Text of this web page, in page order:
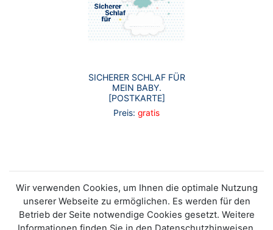
SICHERER SCHLAF FÜR
MEIN BABY.
[POSTKARTE]
Preis: gratis
Wir verwenden Cookies, um Ihnen die optimale Nutzung
unserer Webseite zu ermöglichen. Es werden für den
Betrieb der Seite notwendige Cookies gesetzt. Weitere